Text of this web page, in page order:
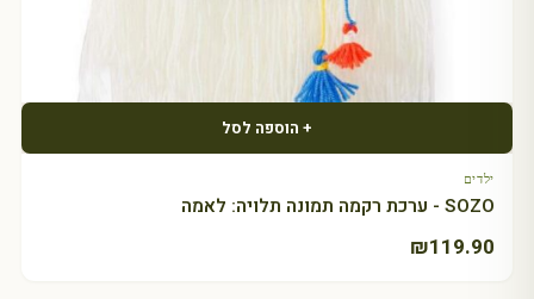
+ הוספה לסל
ילדים
SOZO - ערכת רקמה תמונה תלויה: לאמה
₪119.90